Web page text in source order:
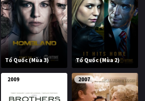
Tổ Quốc (Mùa 3) Tổ Quốc (Mùa 2)
2009 2007